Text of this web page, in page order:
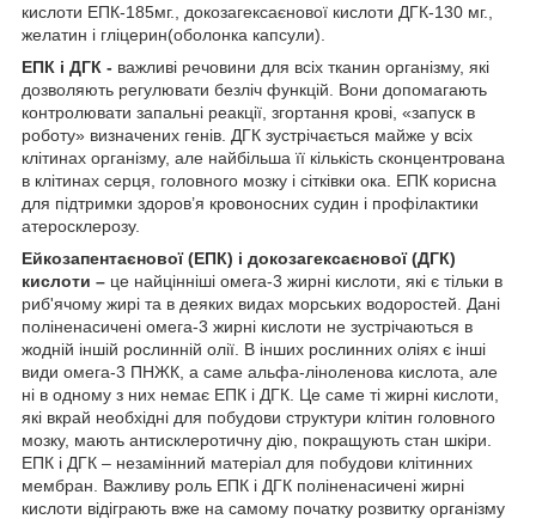
кислоти ЕПК-185мг., докозагексаєнової кислоти ДГК-130 мг.,
желатин і гліцерин(оболонка капсули).
ЕПК і ДГК - важливі речовини для всіх тканин організму, які
дозволяють регулювати безліч функцій. Вони допомагають
контролювати запальні реакції, згортання крові, «запуск в
роботу» визначених генів. ДГК зустрічається майже у всіх
клітинах організму, але найбільша її кількість сконцентрована
в клітинах серця, головного мозку і сітківки ока. ЕПК корисна
для підтримки здоров’я кровоносних судин і профілактики
атеросклерозу.
Ейкозапентаєнової (ЕПК) і докозагексаєнової (ДГК)
кислоти – це найцінніші омега-3 жирні кислоти, які є тільки в
риб'ячому жирі та в деяких видах морських водоростей. Дані
поліненасичені омега-3 жирні кислоти не зустрічаються в
жодній іншій рослинній олії. В інших рослинних оліях є інші
види омега-3 ПНЖК, а саме альфа-ліноленова кислота, але
ні в одному з них немає ЕПК і ДГК. Це саме ті жирні кислоти,
які вкрай необхідні для побудови структури клітин головного
мозку, мають антисклеротичну дію, покращують стан шкіри.
ЕПК і ДГК – незамінний матеріал для побудови клітинних
мембран. Важливу роль ЕПК і ДГК поліненасичені жирні
кислоти відіграють вже на самому початку розвитку організму